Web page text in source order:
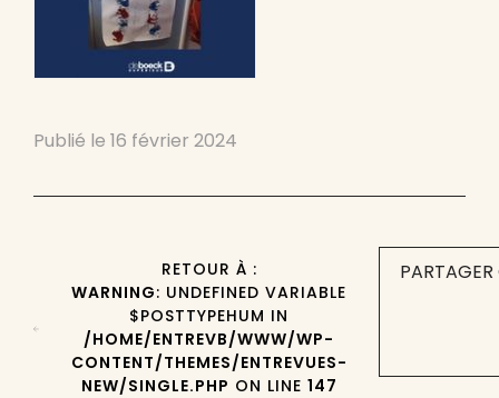
Publié le 16 février 2024
RETOUR À :
WARNING: UNDEFINED VARIABLE
$POSTTYPEHUM IN
/HOME/ENTREVB/WWW/WP-
CONTENT/THEMES/ENTREVUES-
NEW/SINGLE.PHP ON LINE 147